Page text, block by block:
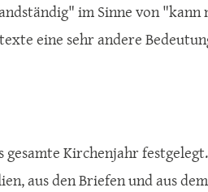
im Sinne von "kann
eine sehr andere
Kirchenjahr
aus den Briefen und aus